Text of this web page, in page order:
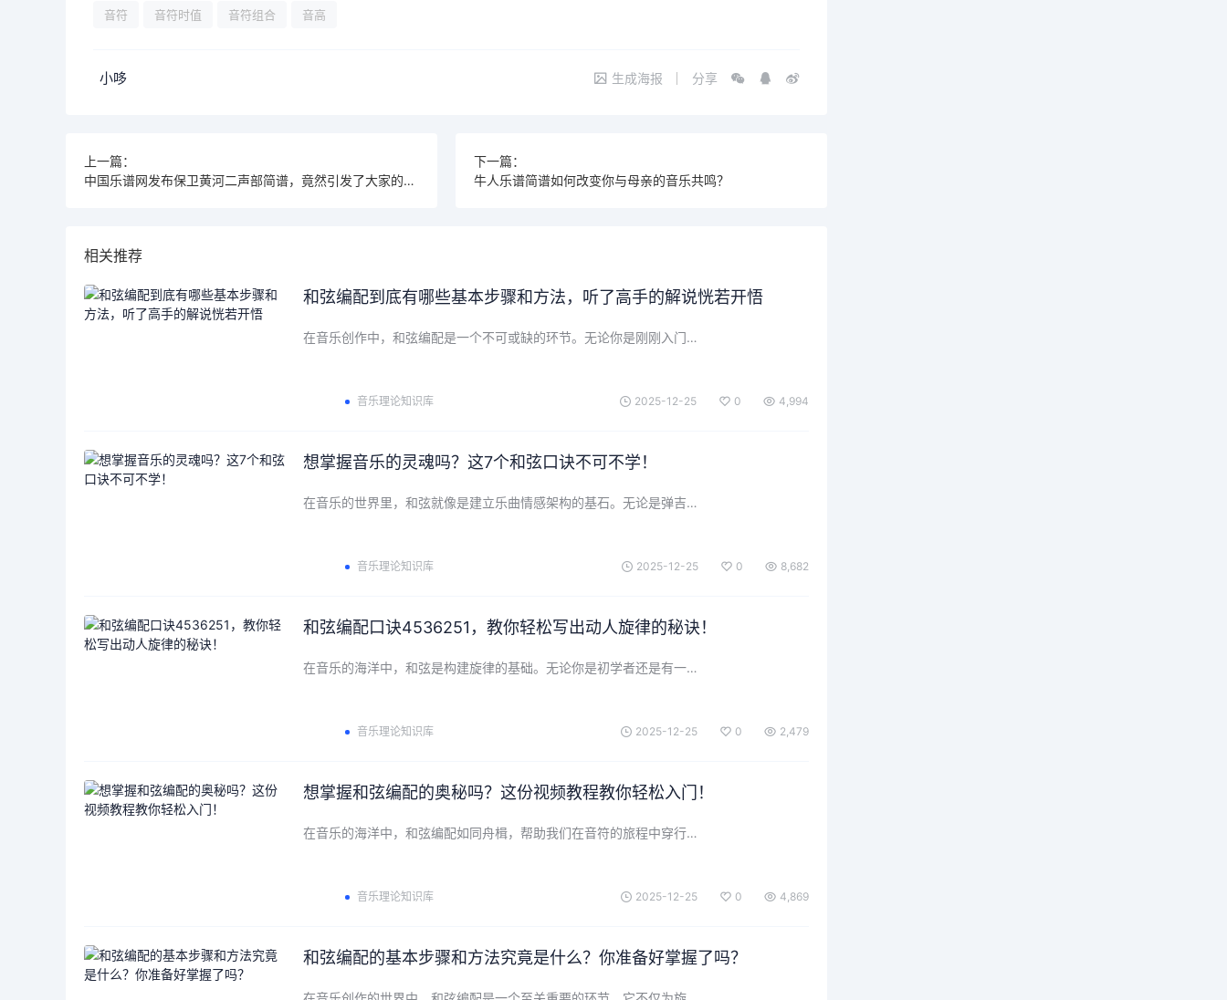
音符 音符时值 音符组合 音高
小哆 生成海报 分享
上一篇：
中国乐谱网发布保卫黄河二声部简谱，竟然引发了大家的热议！
下一篇：
牛人乐谱简谱如何改变你与母亲的音乐共鸣？
相关推荐
和弦编配到底有哪些基本步骤和方法，听了高手的解说恍若开悟
在音乐创作中，和弦编配是一个不可或缺的环节。无论你是刚刚入门…
音乐理论知识库 2025-12-25 0 4,994
想掌握音乐的灵魂吗？这7个和弦口诀不可不学！
在音乐的世界里，和弦就像是建立乐曲情感架构的基石。无论是弹吉…
音乐理论知识库 2025-12-25 0 8,682
和弦编配口诀4536251，教你轻松写出动人旋律的秘诀！
在音乐的海洋中，和弦是构建旋律的基础。无论你是初学者还是有一…
音乐理论知识库 2025-12-25 0 2,479
想掌握和弦编配的奥秘吗？这份视频教程教你轻松入门！
在音乐的海洋中，和弦编配如同舟楫，帮助我们在音符的旅程中穿行…
音乐理论知识库 2025-12-25 0 4,869
和弦编配的基本步骤和方法究竟是什么？你准备好掌握了吗？